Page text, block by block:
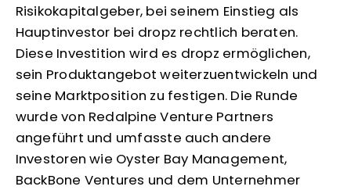
Risikokapitalgeber, bei seinem Einstieg als
Hauptinvestor bei dropz rechtlich beraten.
Diese Investition wird es dropz ermöglichen,
sein Produktangebot weiterzuentwickeln und
seine Marktposition zu festigen. Die Runde
wurde von Redalpine Venture Partners
angeführt und umfasste auch andere
Investoren wie Oyster Bay Management,
BackBone Ventures und dem Unternehmer